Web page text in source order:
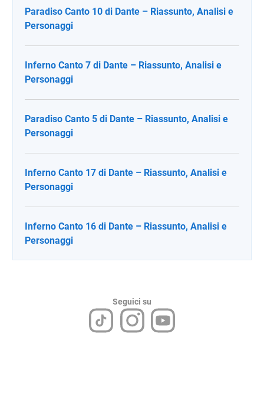
Paradiso Canto 10 di Dante – Riassunto, Analisi e
Personaggi
Inferno Canto 7 di Dante – Riassunto, Analisi e
Personaggi
Paradiso Canto 5 di Dante – Riassunto, Analisi e
Personaggi
Inferno Canto 17 di Dante – Riassunto, Analisi e
Personaggi
Inferno Canto 16 di Dante – Riassunto, Analisi e
Personaggi
Seguici su